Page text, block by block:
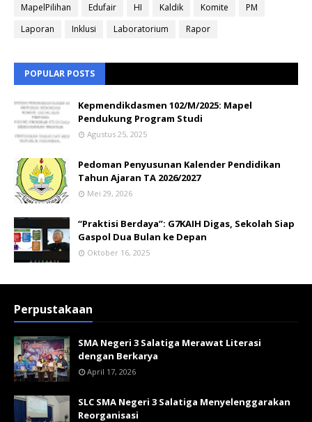
MapelPilihan
Edufair HI Kaldik Komite
PM
Laporan
Inklusi Laboratorium Rapor
POPULAR POSTS
Kepmendikdasmen 102/M/2025: Mapel
Pendukung Program Studi
Agustus 25, 2025
Pedoman Penyusunan Kalender Pendidikan
Tahun Ajaran TA 2026/2027
Mei 29, 2026
“Praktisi Berdaya”: G7KAIH Digas, Sekolah Siap
Gaspol Dua Bulan ke Depan
Oktober 16, 2025
Perpustakaan
SMA Negeri 3 Salatiga Merawat Literasi
dengan Berkarya
April 17, 2026
SLC SMA Negeri 3 Salatiga Menyelenggarakan
Reorganisasi